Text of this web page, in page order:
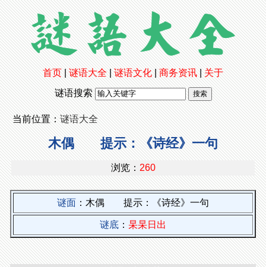
首页 谜语大全 谜语文化 商务资讯
关于
谜语搜索
当前位置： 谜语大全
木偶 提示：《诗经》一句
浏览： 260
谜面 ：木偶 提示：《诗经》一句
谜底 ： 杲杲日出